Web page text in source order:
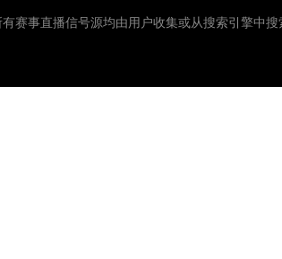
有赛事直播信号源均由用户收集或从搜索引擎中